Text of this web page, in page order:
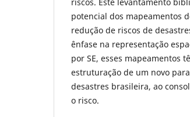
riscos. Este levantamento
potencial dos mapeamentos
redução de riscos de
ênfase na representação
por SE, esses mapeamentos
estruturação de um novo
desastres brasileira, ao
o risco.